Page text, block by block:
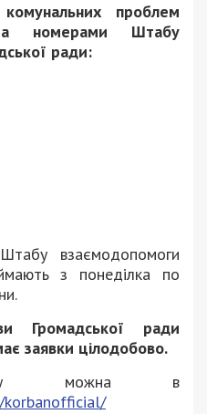
проблем
номерами Штабу
ради:
взаємодопомоги
з понеділка по
Громадської ради
заявки цілодобово.
можна в